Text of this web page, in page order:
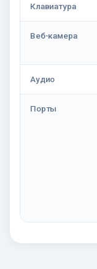
Клавиатура
Веб-камера
Аудио
Порты